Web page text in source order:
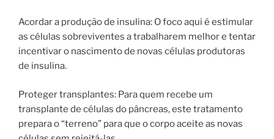
Acordar a produção de insulina: O foco aqui é estimular
as células sobreviventes a trabalharem melhor e tentar
incentivar o nascimento de novas células produtoras
de insulina.
Proteger transplantes: Para quem recebe um
transplante de células do pâncreas, este tratamento
prepara o “terreno” para que o corpo aceite as novas